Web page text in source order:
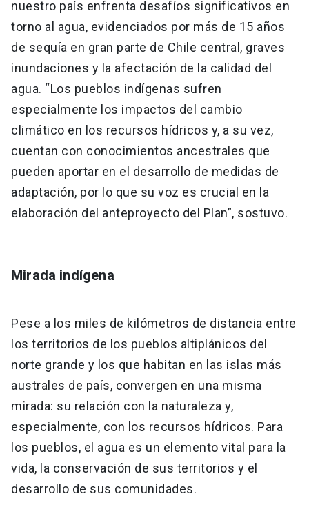
nuestro país enfrenta desafíos significativos en
torno al agua, evidenciados por más de 15 años
de sequía en gran parte de Chile central, graves
inundaciones y la afectación de la calidad del
agua. “Los pueblos indígenas sufren
especialmente los impactos del cambio
climático en los recursos hídricos y, a su vez,
cuentan con conocimientos ancestrales que
pueden aportar en el desarrollo de medidas de
adaptación, por lo que su voz es crucial en la
elaboración del anteproyecto del Plan”, sostuvo.
Mirada indígena
Pese a los miles de kilómetros de distancia entre
los territorios de los pueblos altiplánicos del
norte grande y los que habitan en las islas más
australes de país, convergen en una misma
mirada: su relación con la naturaleza y,
especialmente, con los recursos hídricos. Para
los pueblos, el agua es un elemento vital para la
vida, la conservación de sus territorios y el
desarrollo de sus comunidades.